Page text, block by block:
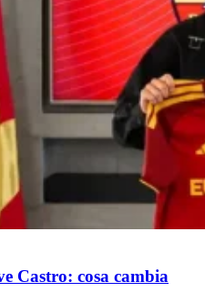
Castro: cosa cambia